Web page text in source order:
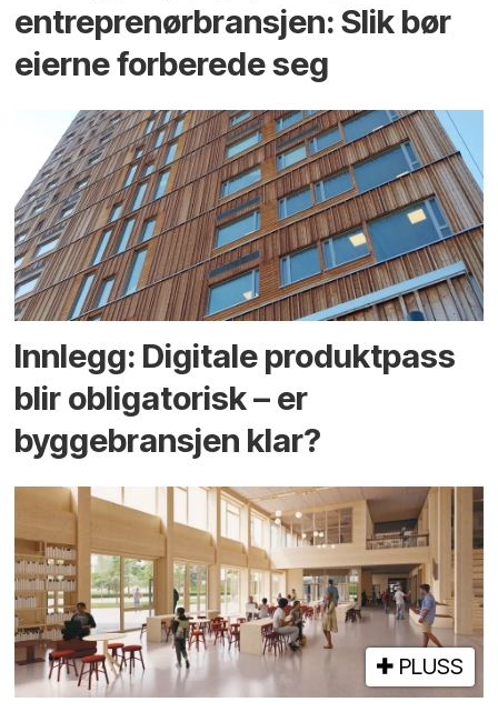
entreprenør­bransjen: Slik bør
eierne forberede seg
Innlegg: Digitale produktpass
blir obligatorisk – er
byggebransjen klar?
PLUSS